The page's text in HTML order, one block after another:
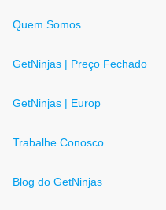
Quem Somos
GetNinjas | Preço Fechado
GetNinjas | Europ
Trabalhe Conosco
Blog do GetNinjas